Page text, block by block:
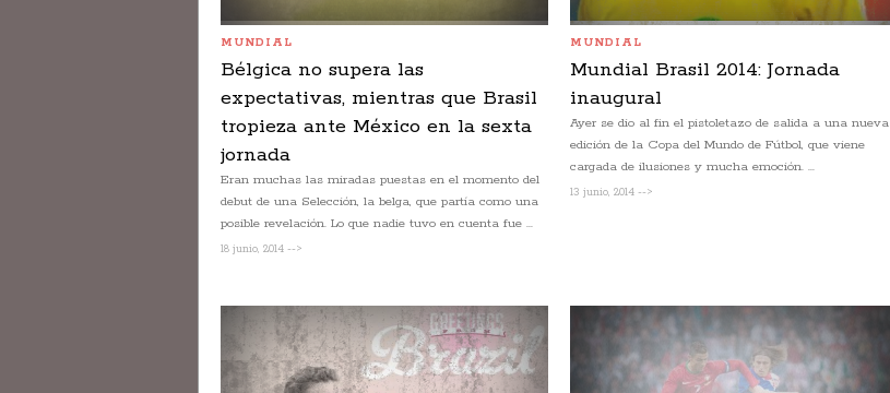
MUNDIAL
Bélgica no supera las
expectativas, mientras que Brasil
tropieza ante México en la sexta
jornada
Eran muchas las miradas puestas en el momento del
debut de una Selección, la belga, que partía como una
posible revelación. Lo que nadie tuvo en cuenta fue ...
18 junio, 2014 -->
MUNDIAL
Mundial Brasil 2014: Jornada
inaugural
Ayer se dio al fin el pistoletazo de salida a una nueva
edición de la Copa del Mundo de Fútbol, que viene
cargada de ilusiones y mucha emoción. ...
13 junio, 2014 -->